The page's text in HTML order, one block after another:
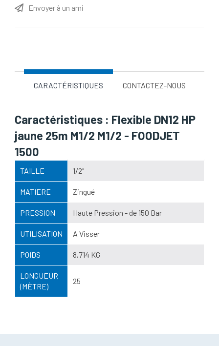
Envoyer à un ami
CARACTÉRISTIQUES CONTACTEZ-NOUS
Caractéristiques : Flexible DN12 HP
jaune 25m M1/2 M1/2 - FOODJET
1500
TAILLE 1/2"
MATIERE Zingué
PRESSION Haute Pression - de 150 Bar
UTILISATION A Visser
POIDS 8,714 KG
LONGUEUR
(MÈTRE)
25